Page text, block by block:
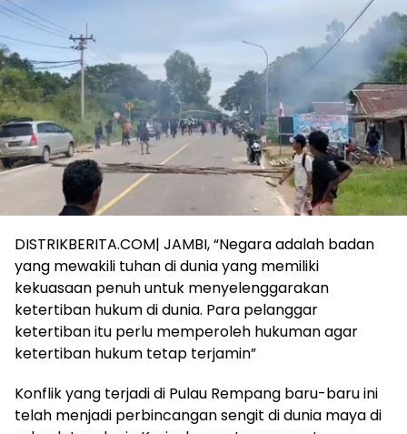
DISTRIKBERITA.COM| JAMBI, “Negara adalah badan
yang mewakili tuhan di dunia yang memiliki
kekuasaan penuh untuk menyelenggarakan
ketertiban hukum di dunia. Para pelanggar
ketertiban itu perlu memperoleh hukuman agar
ketertiban hukum tetap terjamin”
Konflik yang terjadi di Pulau Rempang baru-baru ini
telah menjadi perbincangan sengit di dunia maya di